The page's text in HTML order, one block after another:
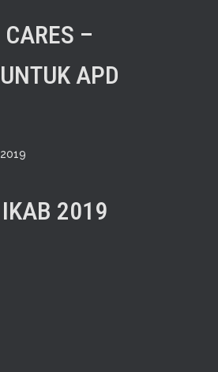
–
APD
2019